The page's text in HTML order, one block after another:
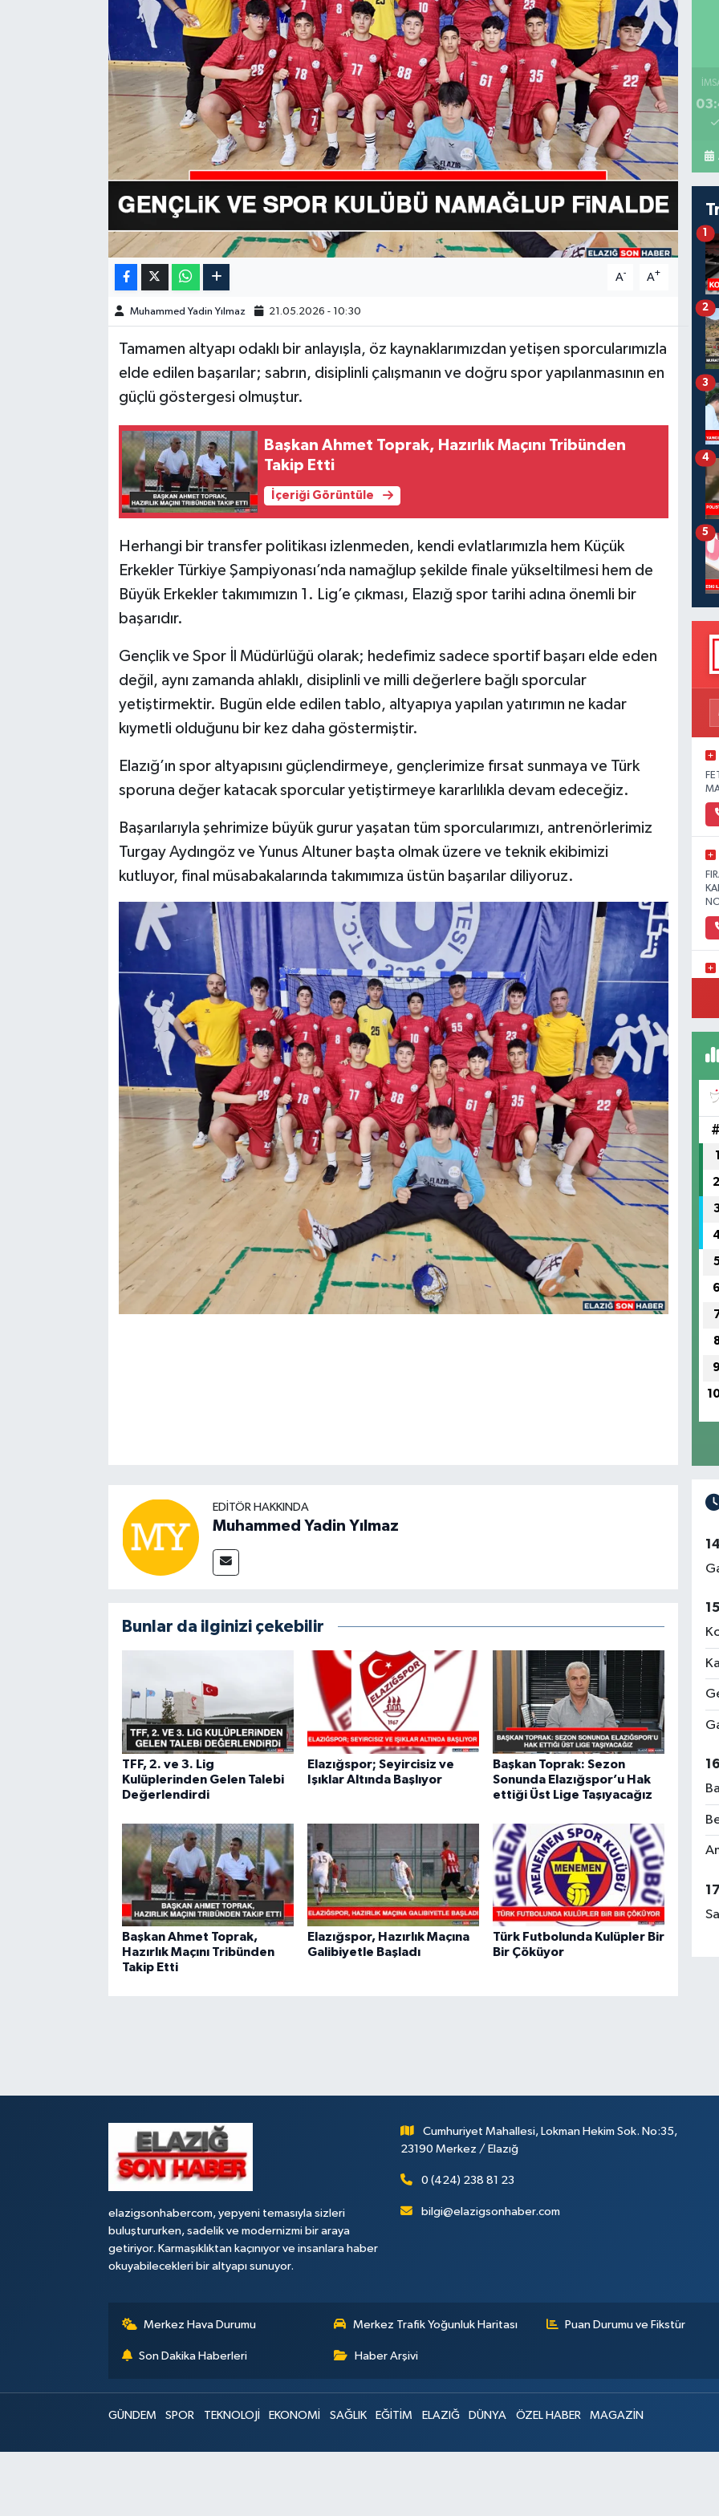
A- A+
Muhammed Yadin Yılmaz 21.05.2026 - 10:30
Tamamen altyapı odaklı bir anlayışla, öz kaynaklarımızdan yetişen sporcularımızla
elde edilen başarılar; sabrın, disiplinli çalışmanın ve doğru spor yapılanmasının en
güçlü göstergesi olmuştur.
Başkan Ahmet Toprak, Hazırlık Maçını Tribünden
Takip Etti
İçeriği Görüntüle
Herhangi bir transfer politikası izlenmeden, kendi evlatlarımızla hem Küçük
Erkekler Türkiye Şampiyonası’nda namağlup şekilde finale yükseltilmesi hem de
Büyük Erkekler takımımızın 1. Lig’e çıkması, Elazığ spor tarihi adına önemli bir
başarıdır.
Gençlik ve Spor İl Müdürlüğü olarak; hedefimiz sadece sportif başarı elde eden
değil, aynı zamanda ahlaklı, disiplinli ve milli değerlere bağlı sporcular
yetiştirmektir. Bugün elde edilen tablo, altyapıya yapılan yatırımın ne kadar
kıymetli olduğunu bir kez daha göstermiştir.
Elazığ’ın spor altyapısını güçlendirmeye, gençlerimize fırsat sunmaya ve Türk
sporuna değer katacak sporcular yetiştirmeye kararlılıkla devam edeceğiz.
Başarılarıyla şehrimize büyük gurur yaşatan tüm sporcularımızı, antrenörlerimiz
Turgay Aydıngöz ve Yunus Altuner başta olmak üzere ve teknik ekibimizi
kutluyor, final müsabakalarında takımımıza üstün başarılar diliyoruz.
EDITÖR HAKKINDA
Muhammed Yadin Yılmaz
Bunlar da ilginizi çekebilir
TFF, 2. ve 3. Lig
Kulüplerinden Gelen Talebi
Değerlendirdi
Elazığspor; Seyircisiz ve
Işıklar Altında Başlıyor
Başkan Toprak: Sezon
Sonunda Elazığspor’u Hak
ettiği Üst Lige Taşıyacağız
Başkan Ahmet Toprak,
Hazırlık Maçını Tribünden
Takip Etti
Elazığspor, Hazırlık Maçına
Galibiyetle Başladı
Türk Futbolunda Kulüpler Bir
Bir Çöküyor
1
2
3
4
5
#
1
2
6
9
elazigsonhabercom, yepyeni temasıyla sizleri
buluştururken, sadelik ve modernizmi bir araya
getiriyor. Karmaşıklıktan kaçınıyor ve insanlara haber
okuyabilecekleri bir altyapı sunuyor.
Cumhuriyet Mahallesi, Lokman Hekim Sok. No:35,
23190 Merkez / Elazığ
0 (424) 238 81 23
bilgi@elazigsonhaber.com
Merkez Hava Durumu Merkez Trafik Yoğunluk Haritası Puan Durumu ve Fikstür
Son Dakika Haberleri Haber Arşivi
GÜNDEM SPOR TEKNOLOJİ EKONOMİ SAĞLIK EĞİTİM ELAZIĞ DÜNYA ÖZEL HABER MAGAZİN
HABERDE İNSAN
KÜLTÜR-SANAT
MAGAZİN
ÖZEL HABER